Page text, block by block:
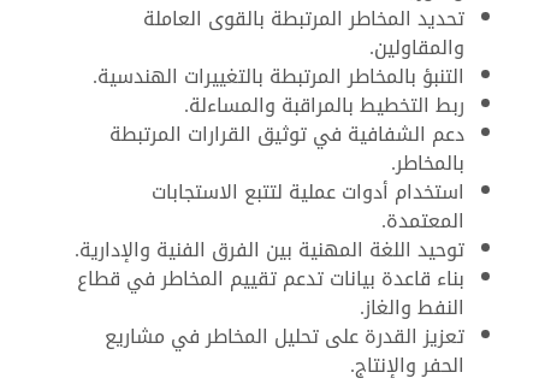
تحديد المخاطر المرتبطة بالقوى العاملة
والمقاولين.
التنبؤ بالمخاطر المرتبطة بالتغييرات الهندسية.
ربط التخطيط بالمراقبة والمساءلة.
دعم الشفافية في توثيق القرارات المرتبطة
بالمخاطر.
استخدام أدوات عملية لتتبع الاستجابات
المعتمدة.
توحيد اللغة المهنية بين الفرق الفنية والإدارية.
بناء قاعدة بيانات تدعم تقييم المخاطر في قطاع
النفط والغاز.
تعزيز القدرة على تحليل المخاطر في مشاريع
الحفر والإنتاج.